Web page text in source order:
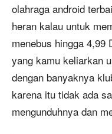
olahraga android
heran kalau untuk
menebus hingga 4,99
yang kamu keliarkan
dengan banyaknya
karena itu tidak ada
mengunduhnya dan